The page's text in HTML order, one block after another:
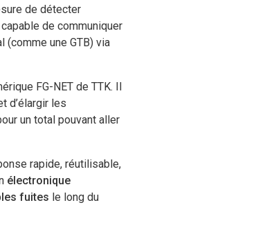
de détecter
de communiquer
(comme une GTB) via
FG-NET de TTK. Il
d’élargir les
un total pouvant aller
rapide, réutilisable,
électronique
fuites le long du